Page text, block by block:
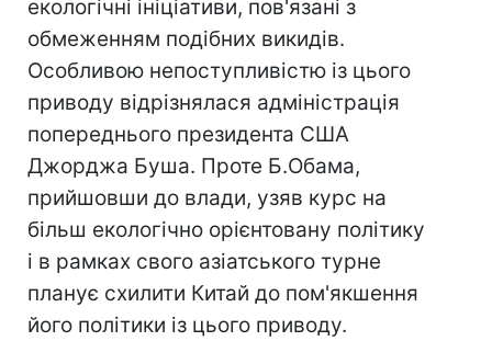
екологічні ініціативи, пов'язані з
обмеженням подібних викидів.
Особливою непоступливістю із цього
приводу відрізнялася адміністрація
попереднього президента США
Джорджа Буша. Проте Б.Обама,
прийшовши до влади, узяв курс на
більш екологічно орієнтовану політику
і в рамках свого азіатського турне
планує схилити Китай до пом'якшення
його політики із цього приводу.